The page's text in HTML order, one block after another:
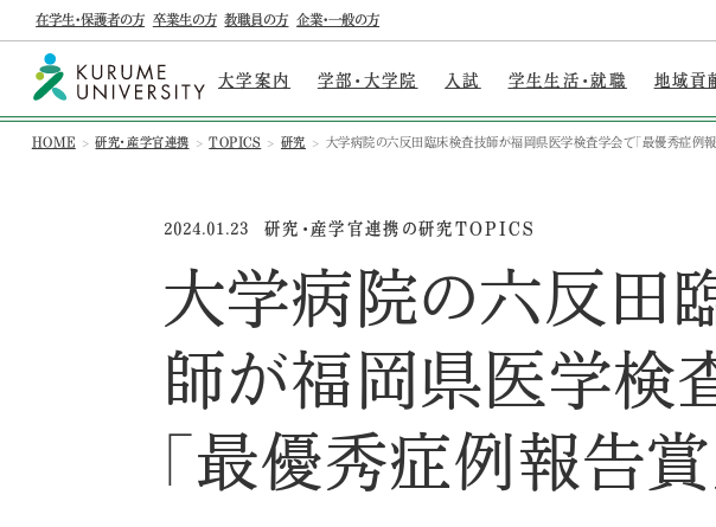
在学生・保護者の方 卒業生の方 教職員の方 企業・一般の方
大学案内 学部・大学院 入試 学生生活・就職 地域貢
HOME 研究・産学官連携 TOPICS 研究 大学病院の六反田臨床検査技師が福岡県医学検査学会で「最優秀症例報
2024.01.23 研究・産学官連携の研究TOPICS
大学病院の六反田
師が福岡県医学検
「最優秀症例報告賞」